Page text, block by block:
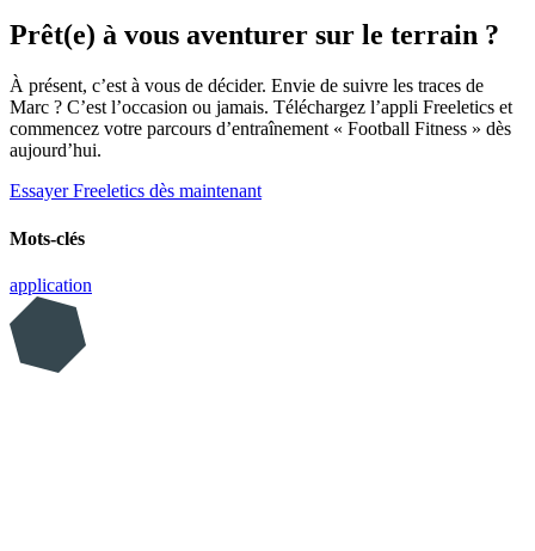
Prêt(e) à vous aventurer sur le terrain ?
À présent, c’est à vous de décider. Envie de suivre les traces de
Marc ? C’est l’occasion ou jamais. Téléchargez l’appli Freeletics et
commencez votre parcours d’entraînement « Football Fitness » dès
aujourd’hui.
Essayer Freeletics dès maintenant
Mots-clés
application